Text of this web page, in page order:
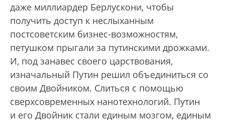
даже миллиардер Берлускони, чтобы
получить доступ к неслыханным
постсоветским бизнес-возможностям,
петушком прыгали за путинскими дрожками.
И, под занавес своего царствования,
изначальный Путин решил объединиться со
своим Двойником. Слиться с помощью
сверхсовременных нанотехнологий. Путин
и его Двойник стали единым мозгом, единым